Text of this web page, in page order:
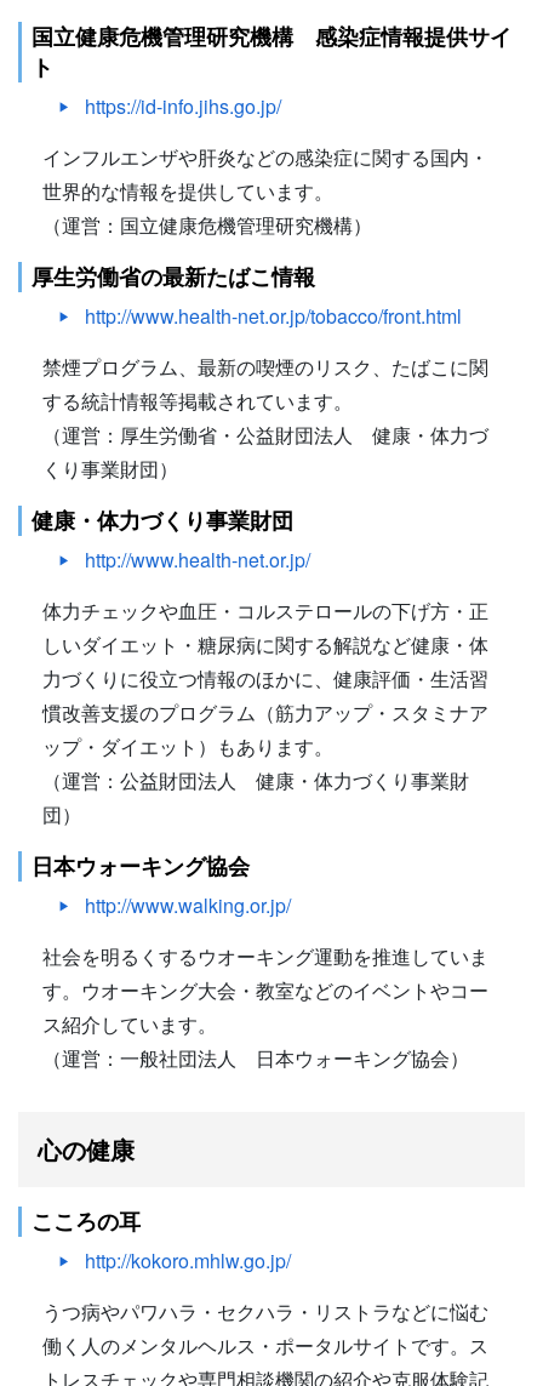
国立健康危機管理研究機構 感染症情報提供サイ
ト
https://id-info.jihs.go.jp/
インフルエンザや肝炎などの感染症に関する国内・
世界的な情報を提供しています。
（運営：国立健康危機管理研究機構）
厚生労働省の最新たばこ情報
http://www.health-net.or.jp/tobacco/front.html
禁煙プログラム、最新の喫煙のリスク、たばこに関
する統計情報等掲載されています。
（運営：厚生労働省・公益財団法人 健康・体力づ
くり事業財団）
健康・体力づくり事業財団
http://www.health-net.or.jp/
体力チェックや血圧・コルステロールの下げ方・正
しいダイエット・糖尿病に関する解説など健康・体
力づくりに役立つ情報のほかに、健康評価・生活習
慣改善支援のプログラム（筋力アップ・スタミナア
ップ・ダイエット）もあります。
（運営：公益財団法人 健康・体力づくり事業財
団）
日本ウォーキング協会
http://www.walking.or.jp/
社会を明るくするウオーキング運動を推進していま
す。ウオーキング大会・教室などのイベントやコー
ス紹介しています。
（運営：一般社団法人 日本ウォーキング協会）
心の健康
こころの耳
http://kokoro.mhlw.go.jp/
うつ病やパワハラ・セクハラ・リストラなどに悩む
働く人のメンタルヘルス・ポータルサイトです。ス
トレスチェックや専門相談機関の紹介や克服体験記